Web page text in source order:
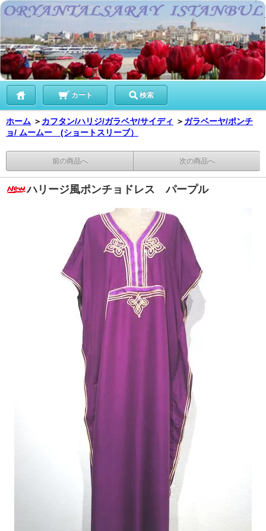
カート 検索
ホーム ＞ カフタン/ハリジ/ガラベヤ/サイディ ＞ ガラベーヤ/ポンチ
ョ/ ムームー (ショートスリーブ）
前の商品へ 次の商品へ
ハリージ風ポンチョドレス パープル